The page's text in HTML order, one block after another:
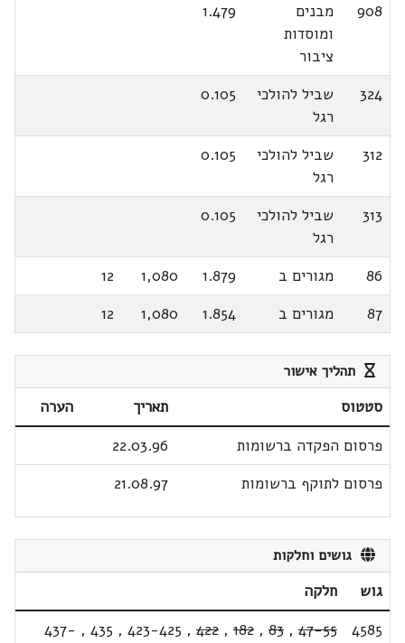
908
מבנים
ומוסדות
ציבור
1.479
324
שביל להולכי
רגל
0.105
312
שביל להולכי
רגל
0.105
313
שביל להולכי
רגל
0.105
86 מגורים ב 1.879
1,080
12
87
מגורים ב 1.854
1,080
12
תהליך אישור
סטטוס תאריך
הערה
פרסום הפקדה ברשומות
22.03.96
פרסום לתוקף ברשומות
21.08.97
גושים וחלקות
גוש
חלקה
4585
47-55
,
83
,
182
,
422
,
423-425
,
435
,
437-